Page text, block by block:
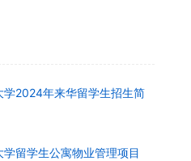
学2024年来华留学生招生简
留学生公寓物业管理项目